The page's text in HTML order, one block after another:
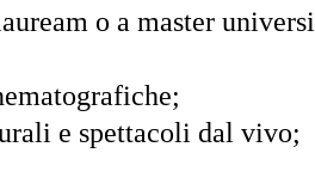
o a master
e spettacoli dal vivo;